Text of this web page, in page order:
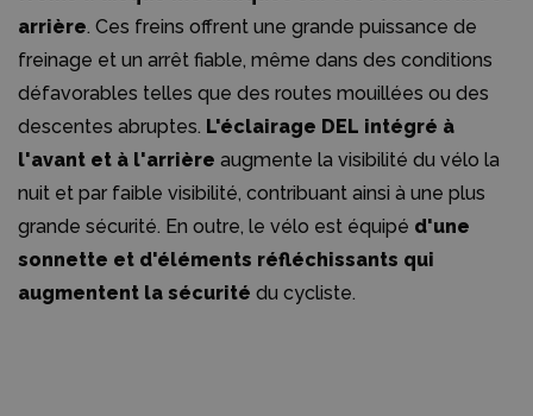
arrière. Ces freins offrent une grande puissance de
freinage et un arrêt fiable, même dans des conditions
défavorables telles que des routes mouillées ou des
descentes abruptes. L'éclairage DEL intégré à
l'avant et à l'arrière augmente la visibilité du vélo la
nuit et par faible visibilité, contribuant ainsi à une plus
grande sécurité. En outre, le vélo est équipé d'une
sonnette et d'éléments réfléchissants qui
augmentent la sécurité du cycliste.